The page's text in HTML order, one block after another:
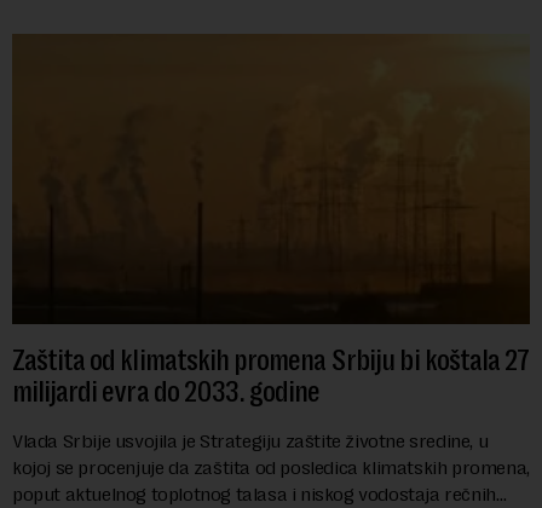
Zaštita od klimatskih promena Srbiju bi koštala 27
milijardi evra do 2033. godine
Vlada Srbije usvojila je Strategiju zaštite životne sredine, u
kojoj se procenjuje da zaštita od posledica klimatskih promena,
poput aktuelnog toplotnog talasa i niskog vodostaja rečnih